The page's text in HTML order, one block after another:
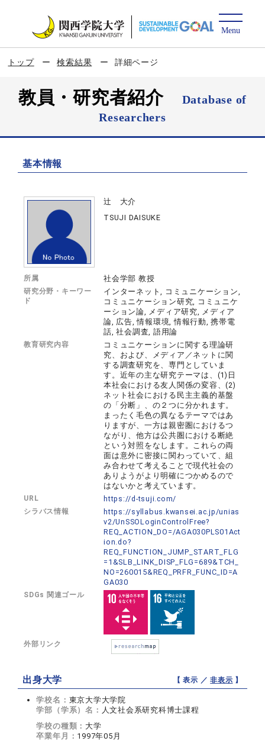
トップ 検索結果 詳細ページ
教員・研究者紹介
Database of
Researchers
基本情報
辻 大介
TSUJI DAISUKE
所属 社会学部 教授
研究分野・キーワー
ド
インターネット, コミュニケーション,
コミュニケーション研究, コミュニケ
ーション論, メディア研究, メディア
論, 広告, 情報環境, 情報行動, 携帯電
話, 社会調査, 語用論
教育研究内容
コミュニケーションに関する理論研
究、および、メディア／ネットに関
する調査研究を、専門としていま
す。近年の主な研究テーマは、(1)日
本社会における友人関係の変容、(2)
ネット社会における民主主義的基盤
の「分断」、の２つに分かれます。
まったく毛色の異なるテーマではあ
りますが、一方は親密圏におけるつ
ながり、他方は公共圏における断絶
という対照をなします。これらの両
面は意外に密接に関わっていて、組
み合わせて考えることで現代社会の
ありようがより明確につかめるので
はないかと考えています。
URL https://d-tsuji.com/
シラバス情報
https://syllabus.kwansei.ac.jp/unias
v2/UnSSOLoginControlFree?
REQ_ACTION_DO=/AGA030PLS01Act
ion.do?
REQ_FUNCTION_JUMP_START_FLG
=1&SLB_LINK_DISP_FLG=689&TCH_
NO=260015&REQ_PRFR_FUNC_ID=A
GA030
SDGs 関連ゴール
外部リンク
出身大学 【 表示 ／非表示 】
学校名： 東京大学大学院
学部（学系）名： 人文社会系研究科博士課程
学校の種類： 大学
卒業年月： 1997年05月